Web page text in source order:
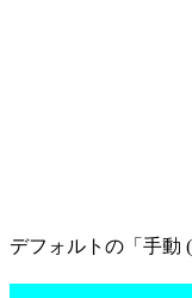
デフォルトの「手動